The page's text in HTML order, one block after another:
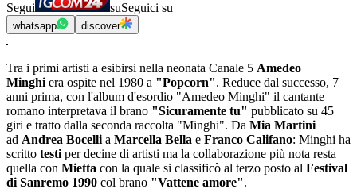
Segui suSeguici su
whatsapp discover
Tra i primi artisti a esibirsi nella neonata Canale 5 Amedeo
Minghi era ospite nel 1980 a "Popcorn". Reduce dal successo, 7
anni prima, con l'album d'esordio "Amedeo Minghi" il cantante
romano interpretava il brano "Sicuramente tu" pubblicato su 45
giri e tratto dalla seconda raccolta "Minghi". Da Mia Martini
ad Andrea Bocelli a Marcella Bella e Franco Califano: Minghi ha
scritto testi per decine di artisti ma la collaborazione più nota resta
quella con Mietta con la quale si classificò al terzo posto al Festival
di Sanremo 1990 col brano "Vattene amore".